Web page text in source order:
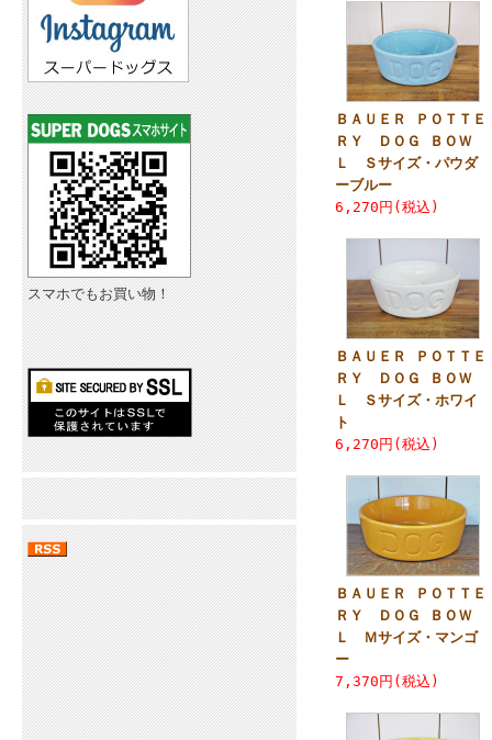
スマホでもお買い物！
ＢＡＵＥＲ ＰＯＴＴＥ
ＲＹ ＤＯＧ ＢＯＷ
Ｌ Ｓサイズ・パウダ
ーブルー
6,270円(税込)
ＢＡＵＥＲ ＰＯＴＴＥ
ＲＹ ＤＯＧ ＢＯＷ
Ｌ Ｓサイズ・ホワイ
ト
6,270円(税込)
ＢＡＵＥＲ ＰＯＴＴＥ
ＲＹ ＤＯＧ ＢＯＷ
Ｌ Ｍサイズ・マンゴ
ー
7,370円(税込)